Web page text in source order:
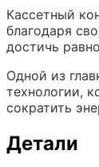
Кассетный
благодаря
достичь
Одной из
технологии,
сократить
Детали